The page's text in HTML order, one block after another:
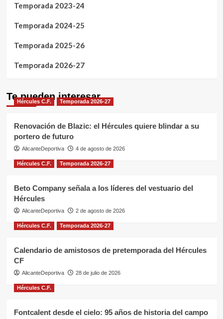
Temporada 2023-24
Temporada 2024-25
Temporada 2025-26
Temporada 2026-27
Te pueden interesar
Hércules C.F. Temporada 2026-27
Renovación de Blazic: el Hércules quiere blindar a su
portero de futuro
AlicanteDeportiva 4 de agosto de 2026
Hércules C.F. Temporada 2026-27
Beto Company señala a los líderes del vestuario del
Hércules
AlicanteDeportiva 2 de agosto de 2026
Hércules C.F. Temporada 2026-27
Calendario de amistosos de pretemporada del Hércules
CF
AlicanteDeportiva 28 de julio de 2026
Hércules C.F.
Fontcalent desde el cielo: 95 años de historia del campo